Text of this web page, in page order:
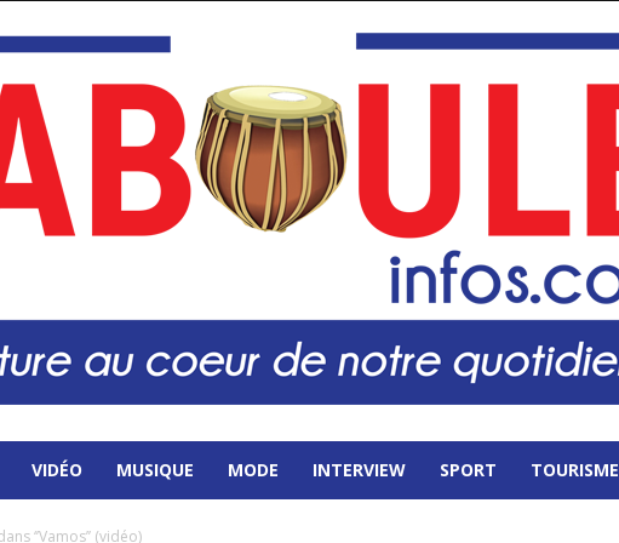
VIDÉO MUSIQUE MODE INTERVIEW SPORT TOURISME
‘’Vamos’’ (vidéo)